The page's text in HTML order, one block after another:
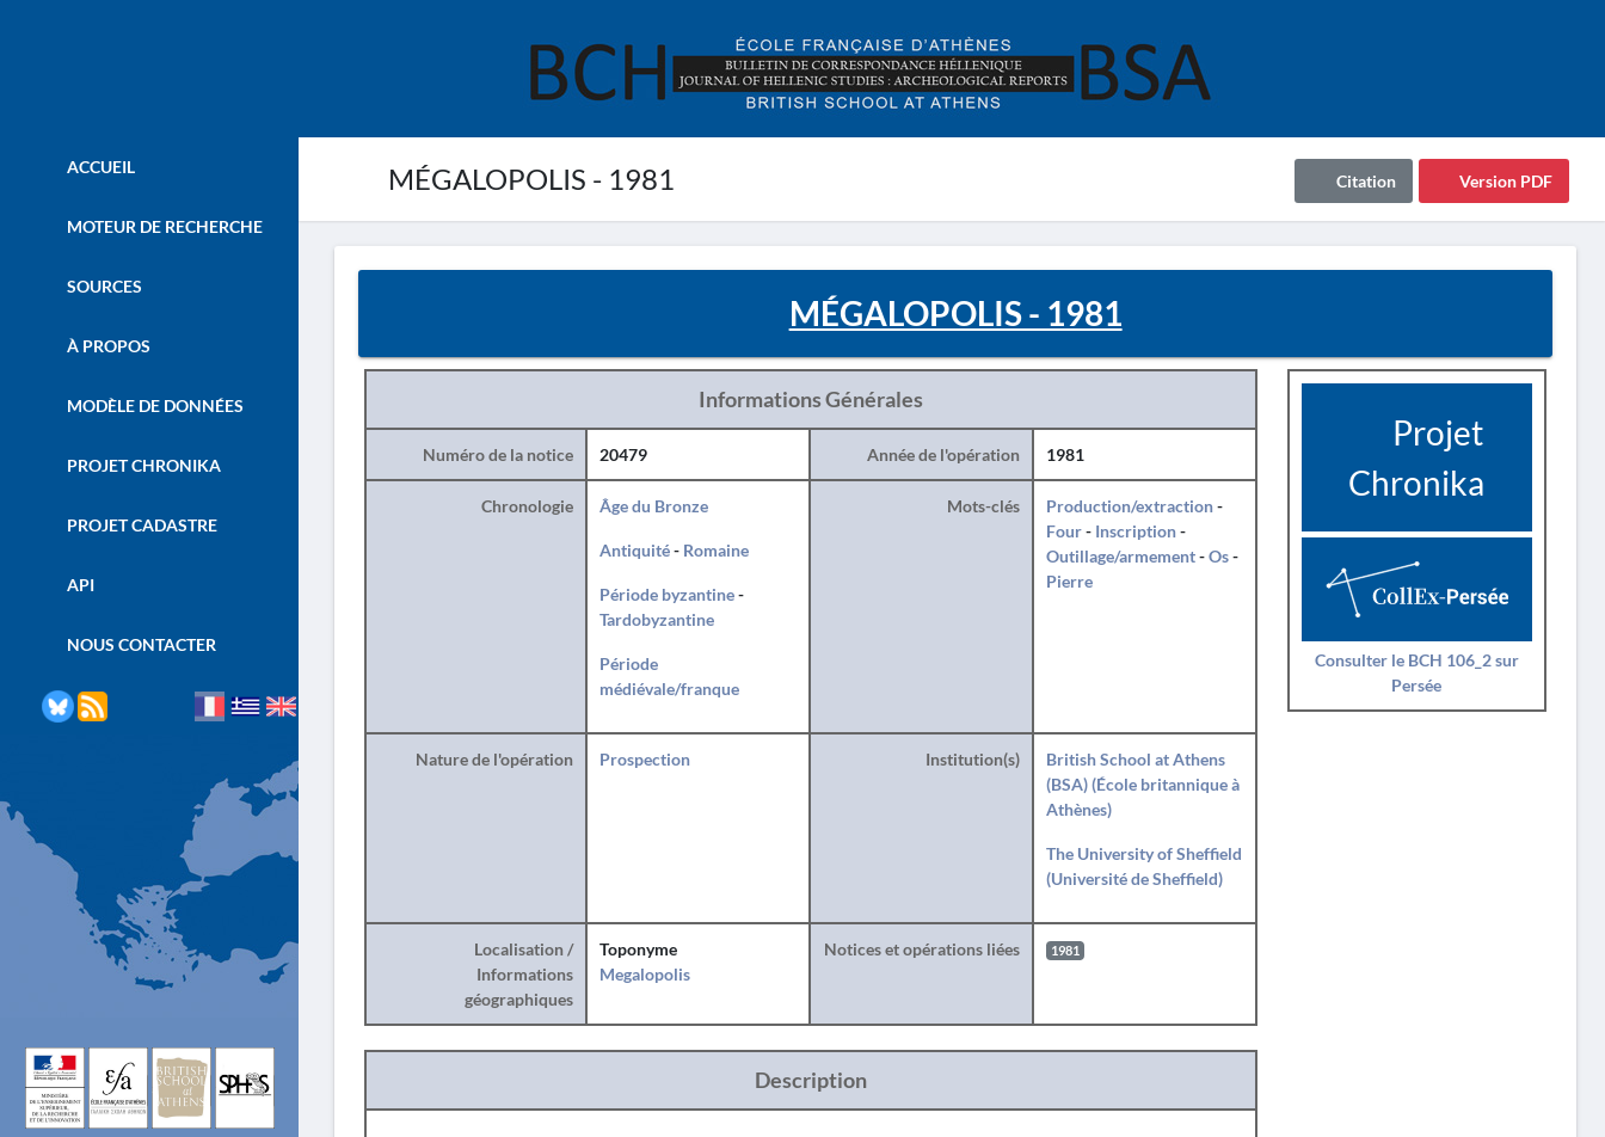
MÉGALOPOLIS - 1981 Version PDF
Citation
ACCUEIL
MOTEUR DE RECHERCHE
SOURCES
À PROPOS
MODÈLE DE DONNÉES
PROJET CHRONIKA
PROJET CADASTRE
API
NOUS CONTACTER
MÉGALOPOLIS - 1981
Informations Générales
Numéro de la notice 20479 Année de l'opération 1981
Chronologie Âge du Bronze
Antiquité- Romaine
Période byzantine-
Tardobyzantine
Période
médiévale/franque
Mots-clés Production/extraction-
Four- Inscription-
Outillage/armement-Os-
Pierre
Nature de l'opération Prospection Institution(s)
British School at Athens
(BSA) (École britannique à
Athènes)
The University of Sheffield
(Université de Sheffield)
Localisation /
Informations
géographiques
Toponyme
Megalopolis
Notices et opérations liées 1981
Description
Projet
Chronika
Consulter le BCH 106_2 sur
Persée